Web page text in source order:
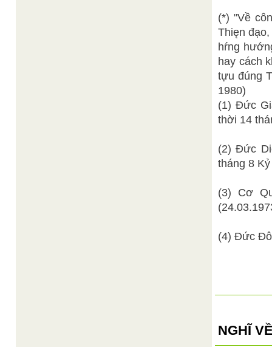
(*) "Về
Thięn
hŕng
hay cách
tựu đúng
1980)
(1) Đức
thời 14
(2) Đức
tháng 8
(3) Cơ
(4) Đức
NGHĨ